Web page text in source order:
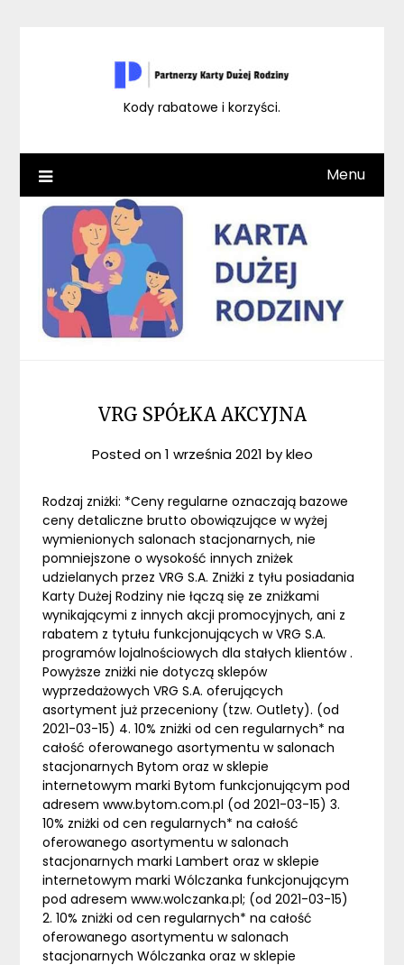
Kody rabatowe i korzyści.
Menu
VRG SPÓŁKA AKCYJNA
Posted on1 września 2021 bykleo
Rodzaj zniżki: *Ceny regularne oznaczają bazowe
ceny detaliczne brutto obowiązujące w wyżej
wymienionych salonach stacjonarnych, nie
pomniejszone o wysokość innych zniżek
udzielanych przez VRG S.A. Zniżki z tyłu posiadania
Karty Dużej Rodziny nie łączą się ze zniżkami
wynikającymi z innych akcji promocyjnych, ani z
rabatem z tytułu funkcjonujących w VRG S.A.
programów lojalnościowych dla stałych klientów .
Powyższe zniżki nie dotyczą sklepów
wyprzedażowych VRG S.A. oferujących
asortyment już przeceniony (tzw. Outlety). (od
2021-03-15) 4. 10% zniżki od cen regularnych* na
całość oferowanego asortymentu w salonach
stacjonarnych Bytom oraz w sklepie
internetowym marki Bytom funkcjonującym pod
adresem www.bytom.com.pl (od 2021-03-15) 3.
10% zniżki od cen regularnych* na całość
oferowanego asortymentu w salonach
stacjonarnych marki Lambert oraz w sklepie
internetowym marki Wólczanka funkcjonującym
pod adresem www.wolczanka.pl; (od 2021-03-15)
2. 10% zniżki od cen regularnych* na całość
oferowanego asortymentu w salonach
stacjonarnych Wólczanka oraz w sklepie